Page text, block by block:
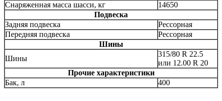
Снаряженная масса шасси, кг
14650
Подвеска
Задняя подвеска
Рессорная
Передняя подвеска
Рессорная
Шины
Шины
315/80 R 22.5
или 12.00 R 20
Прочие характеристики
Бак, л
400